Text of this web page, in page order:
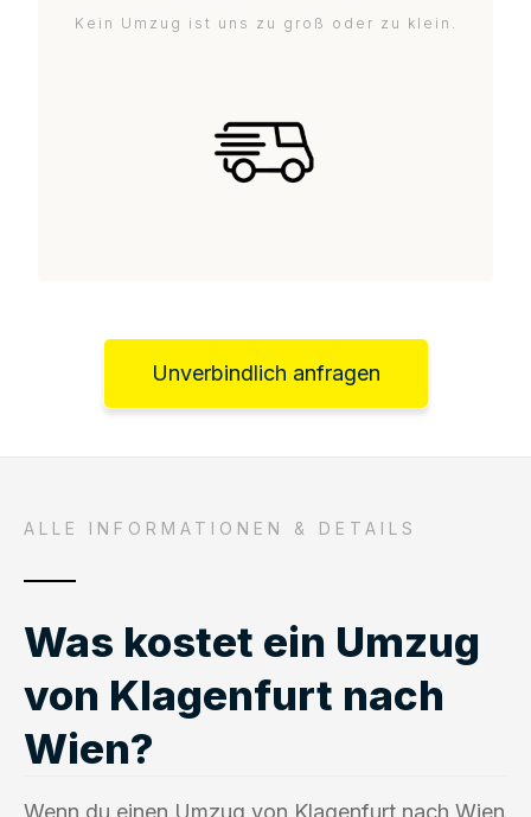
Kein Umzug ist uns zu groß oder zu klein.
Unverbindlich anfragen
ALLE INFORMATIONEN & DETAILS
Was kostet ein Umzug
von Klagenfurt nach
Wien?
Wenn du einen Umzug von Klagenfurt nach Wien